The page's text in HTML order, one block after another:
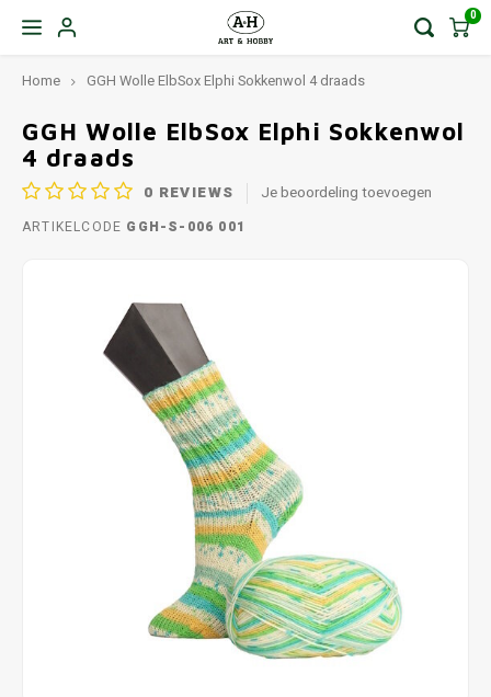
0
Home GGH Wolle ElbSox Elphi Sokkenwol 4 draads
GGH Wolle ElbSox Elphi Sokkenwol
4 draads
0 REVIEWS Je beoordeling toevoegen
ARTIKELCODE GGH-S-006 001